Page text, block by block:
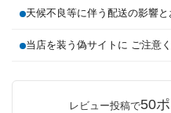
天候不良等に伴う配送の影響
当店を装う偽サイトに ご注意
レビュー投稿で50